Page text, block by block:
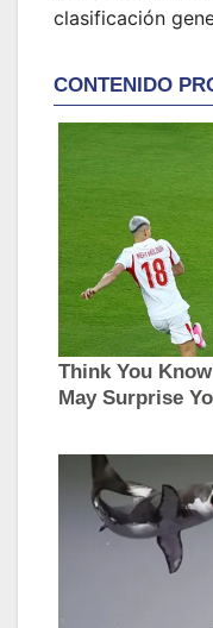
clasificación